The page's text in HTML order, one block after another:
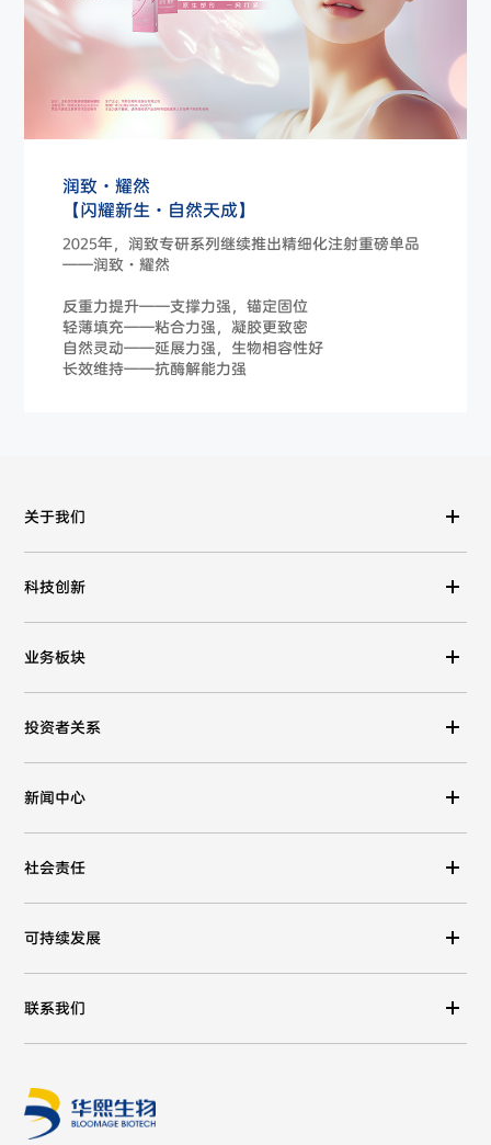
润致·耀然
【闪耀新生·自然天成】
2025年，润致专研系列继续推出精细化注射重磅单品
——润致·耀然
反重力提升——支撑力强，锚定固位
轻薄填充——粘合力强，凝胶更致密
自然灵动——延展力强，生物相容性好
长效维持——抗酶解能力强
关于我们
科技创新
业务板块
投资者关系
新闻中心
社会责任
可持续发展
联系我们